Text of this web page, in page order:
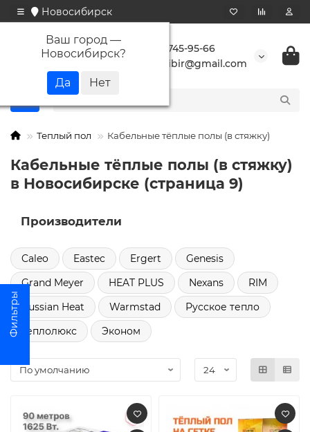
Новосибирск
Ваш город —
Новосибирск?
+7 923 745-95-66
buransibir@gmail.com
Теплый пол Кабельные тёплые полы (в стяжку)
Кабельные тёплые полы (в стяжку)
в Новосибирске (страница 9)
Производители
Caleo Eastec Ergert
Genesis
Grand Meyer
HEAT PLUS Nexans
RIM
Russian Heat
Warmstad
Русское тепло
Теплолюкс
Эконом